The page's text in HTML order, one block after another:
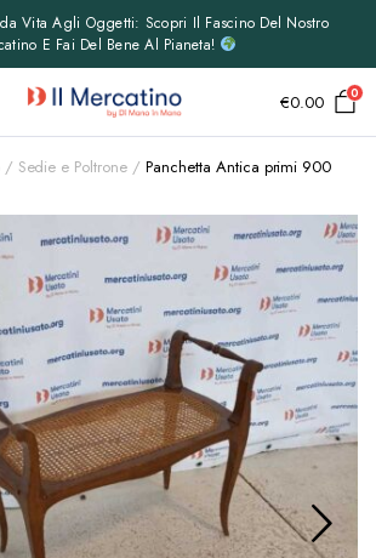
Vita Agli Oggetti: Scopri Il Fascino Del Nostro
E Fai Del Bene Al Pianeta!
€0.00 0
Sedie e Poltrone Panchetta Antica primi 900